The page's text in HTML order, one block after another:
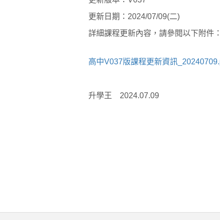
更新日期：2024/07/09(二)
詳細課程更新內容，請參閱以下附件：
高中V037版課程更新資訊
升學王 2024.07.09